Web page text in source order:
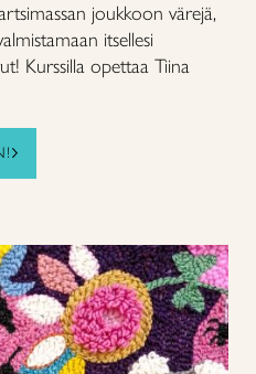
joukkoon värejä,
itsellesi
Kurssilla opettaa Tiina